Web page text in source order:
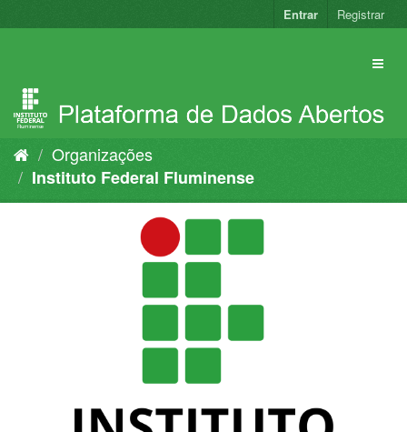
para
Entrar Registrar
Organizações
Instituto Federal Fluminense